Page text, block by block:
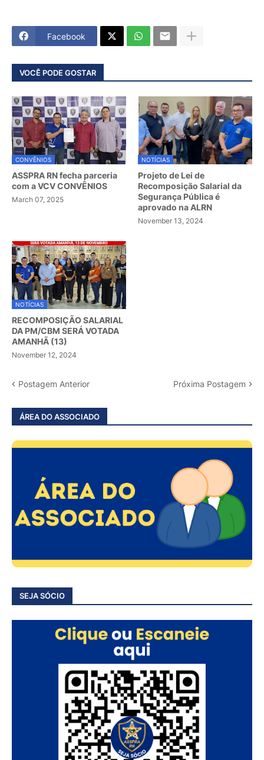
Facebook
VOCÊ PODE GOSTAR
CONVÊNIOS
ASSPRA RN fecha parceria
com a VCV CONVÊNIOS
March 07, 2025
NOTÍCIAS
Projeto de Lei de
Recomposição Salarial da
Segurança Pública é
aprovado na ALRN
November 13, 2024
NOTÍCIAS
RECOMPOSIÇÃO SALARIAL
DA PM/CBM SERÁ VOTADA
AMANHÃ (13)
November 12, 2024
Postagem Anterior Próxima Postagem
ÁREA DO ASSOCIADO
SEJA SÓCIO